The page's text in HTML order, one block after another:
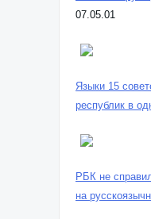
07.05.01
Языки 15
республик в
РБК не
на